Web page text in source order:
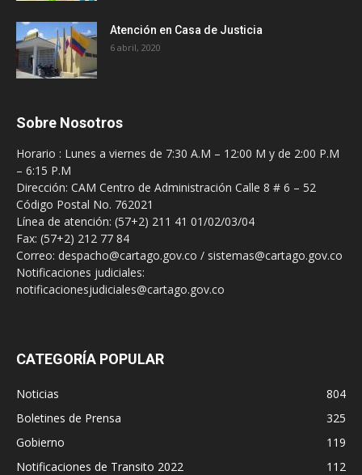
Atención en Casa de Justicia
6 abril, 2020
Sobre Nosotros
Horario : Lunes a viernes de 7:30 A.M – 12:00 M y de 2:00 P.M
– 6:15 P.M
Dirección: CAM Centro de Administración Calle 8 # 6 – 52
Código Postal No. 762021
Línea de atención: (57+2) 211 41 01/02/03/04
Fax: (57+2) 212 77 84
Correo: despacho@cartago.gov.co / sistemas@cartago.gov.co
Notificaciones judiciales:
notificacionesjudiciales@cartago.gov.co
CATEGORÍA POPULAR
Noticias
804
Boletines de Prensa
325
Gobierno
119
Notificaciones de Transito 2022
112